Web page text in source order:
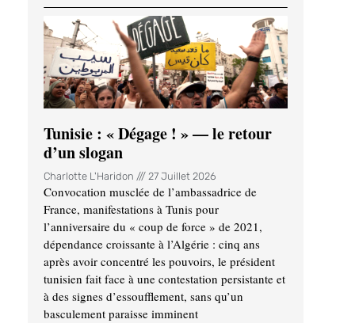
Tunisie : « Dégage ! » — le retour
d’un slogan
Charlotte L'Haridon 27 Juillet 2026
Convocation musclée de l’ambassadrice de
France, manifestations à Tunis pour
l’anniversaire du « coup de force » de 2021,
dépendance croissante à l’Algérie : cinq ans
après avoir concentré les pouvoirs, le président
tunisien fait face à une contestation persistante et
à des signes d’essoufflement, sans qu’un
basculement paraisse imminent